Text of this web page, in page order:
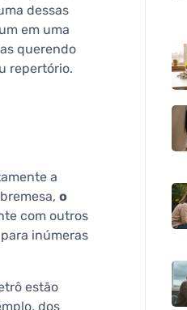
dessas
em uma
querendo
repertório.
a
o
com outros
inúmeras
estão
dos